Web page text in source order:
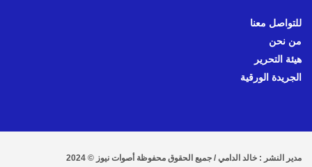
للتواصل معنا
من نحن
هيئة التحرير
الجريدة الورقية
مدير النشر : خالد الدامي / جميع الحقوق محفوظة أصوات نيوز © 2024